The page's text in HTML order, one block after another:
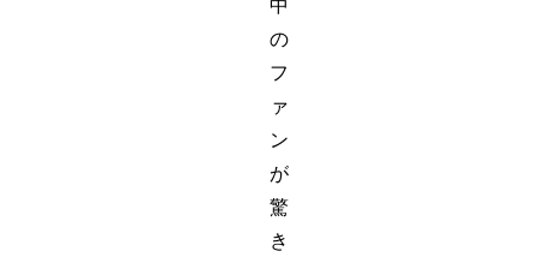
中
の
フ
ァ
ン
が
驚
き